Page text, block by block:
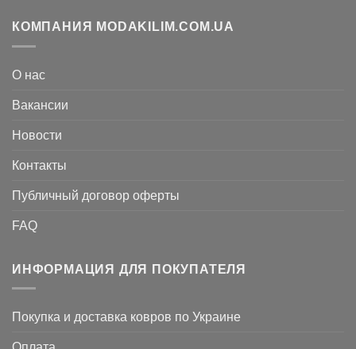
КОМПАНИЯ MODAKILIM.COM.UA
О нас
Вакансии
Новости
Контакты
Публичный договор оферты
FAQ
ИНФОРМАЦИЯ ДЛЯ ПОКУПАТЕЛЯ
Покупка и доставка ковров по Украине